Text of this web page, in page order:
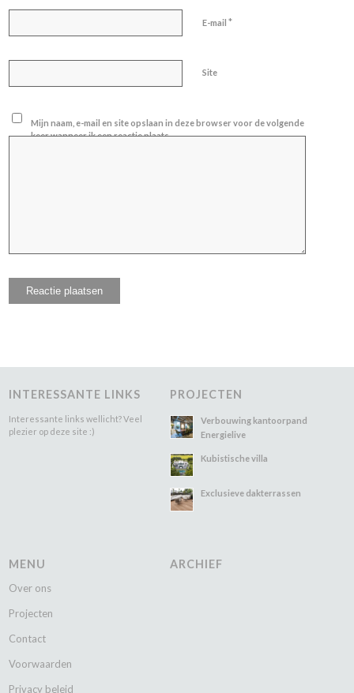
E-mail*
Site
Mijn naam, e-mail en site opslaan in deze browser voor de volgende
keer wanneer ik een reactie plaats.
INTERESSANTE LINKS
Interessante links wellicht? Veel
plezier op deze site :)
PROJECTEN
Verbouwing kantoorpand
Energielive
Kubistische villa
Exclusieve dakterrassen
MENU
Over ons
Projecten
Contact
Voorwaarden
Privacy beleid
ARCHIEF